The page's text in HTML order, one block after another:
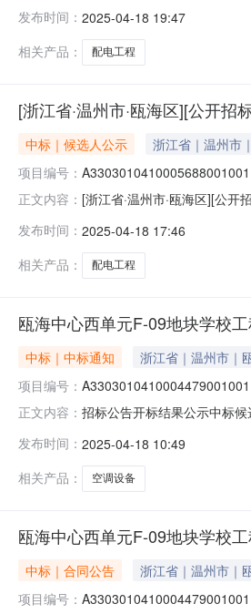
标报价7075353.00元。根据
的，应当在公示期间先向招标
发布时间： 2025-04-18 19:47
相关产品：
配电工程
[浙江省·温州市·瓯海区][公开
中标｜候选人公示 浙江省｜温州市
项目编号： A3303010410005688001001
正文内容： [浙江省·温州市·瓯海区][公
名称:中交温州高铁新城投资
发布时间： 2025-04-18 17:46
相关产品：
配电工程
瓯海中心西单元F-09地块学校
中标｜中标通知 浙江省｜温州市｜
项目编号： A3303010410004479001001
正文内容： 招标公告开标结果公示中标
新城投资发展有限公司代理
发布时间： 2025-04-18 10:49
相关产品：
空调设备
瓯海中心西单元F-09地块学校
中标｜合同公告 浙江省｜温州市｜
项目编号： A3303010410004479001001